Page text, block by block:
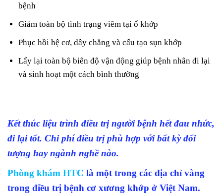
bệnh
Giảm toàn bộ tình trạng viêm tại ổ khớp
Phục hồi hệ cơ, dây chằng và cấu tạo sụn khớp
Lấy lại toàn bộ biên độ vận động giúp bệnh nhân đi lại
và sinh hoạt một cách bình thường
Kết thúc liệu trình điều trị người bệnh hết đau nhức,
đi lại tốt. Chi phí điều trị phù hợp với bất kỳ đối
tượng hay ngành nghề nào.
Phòng khám HTC là một trong các địa chỉ vàng
trong điều trị bệnh cơ xương khớp ở Việt Nam.